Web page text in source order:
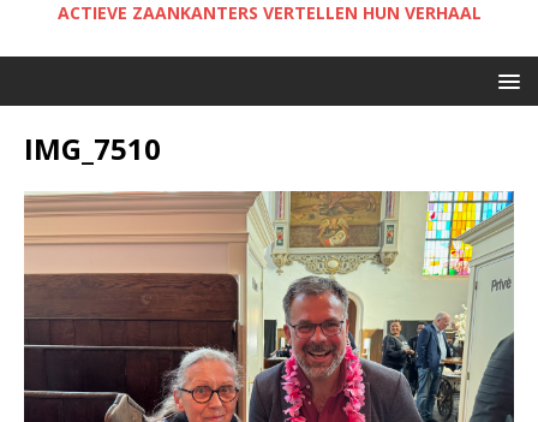
ACTIEVE ZAANKANTERS VERTELLEN HUN VERHAAL
IMG_7510